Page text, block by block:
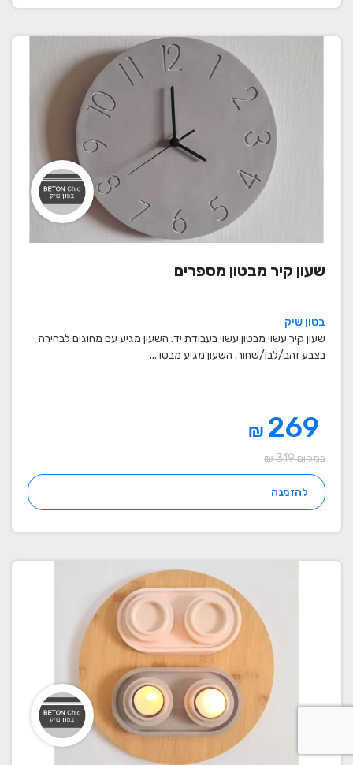
שעון קיר מבטון מספרים
בטון שיק
שעון קיר עשוי מבטון עשוי בעבודת יד. השעון מגיע עם מחוגים לבחירה
בצבע זהב/לבן/שחור. השעון מגיע מבטו ...
₪
במקום 319 ₪
להזמנה